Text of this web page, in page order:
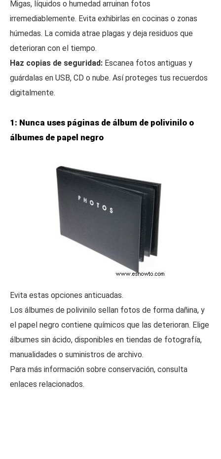
Migas, líquidos o humedad arruinan fotos
irremediablemente. Evita exhibirlas en cocinas o zonas
húmedas. La comida atrae plagas y deja residuos que
deterioran con el tiempo.
Haz copias de seguridad: Escanea fotos antiguas y
guárdalas en USB, CD o nube. Así proteges tus recuerdos
digitalmente.
1: Nunca uses páginas de álbum de polivinilo o
álbumes de papel negro
Evita estas opciones anticuadas.
Los álbumes de polivinilo sellan fotos de forma dañina, y
el papel negro contiene químicos que las deterioran. Elige
álbumes sin ácido, disponibles en tiendas de fotografía,
manualidades o suministros de archivo.
Para más información sobre conservación, consulta
enlaces relacionados.